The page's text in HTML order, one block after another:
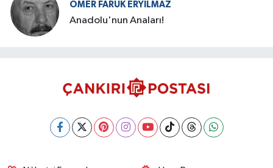
ÖMER FARUK ERYILMAZ
Anadolu'nun Anaları!